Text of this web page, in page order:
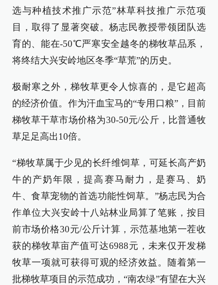
选与种植技术推广示范”林草科技推广示范项
目，取得了显著突破。杨志民教授带领团队选
育的、能在-50℃严寒安全越冬的梯牧草品系，
将终结大兴安岭地区冬季“草荒”的历史。
极耐寒之外，梯牧草更令人惊喜的，是它超高
的经济价值。作为汗血宝马的“专用口粮”，目前
梯牧草干草市场价格为30-50元/公斤，比普通牧
草足足高出10倍。
“梯牧草属于少见的长纤维饲草，可延长高产奶
牛的产奶年限，提高赛马耐力，是赛马、奶
牛、食草宠物的首选功能性饲草。”杨志民为合
作单位大兴安岭十八站林业局算了笔账，按目
前市场价格30元/公斤计算，示范基地第一茬收
获的梯牧草亩产值可达6988元，未来仅开发梯
牧草一项就可获得可观的经济效益。随着第一
批梯牧草项目的示范成功，“南农绿”有望在大兴